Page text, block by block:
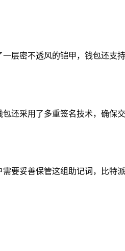
层密不透风的铠甲，钱包还支
还采用了多重签名技术，确保
要妥善保管这组助记词，比特